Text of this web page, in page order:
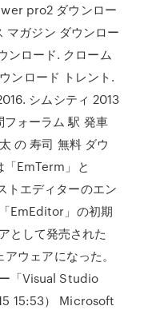
pro2 ダウンロー
マガジン ダウンロー
ンロード. クローム
ンロード トレント.
シムシティ 2013
フォーラム 駅 発車
の 寿司 無料 ダウ
「EmTerm」と
トエディターのエン
EmEditor」の初期
として発売された
ウェアになった。
「Visual Studio
15:53） Microsoft